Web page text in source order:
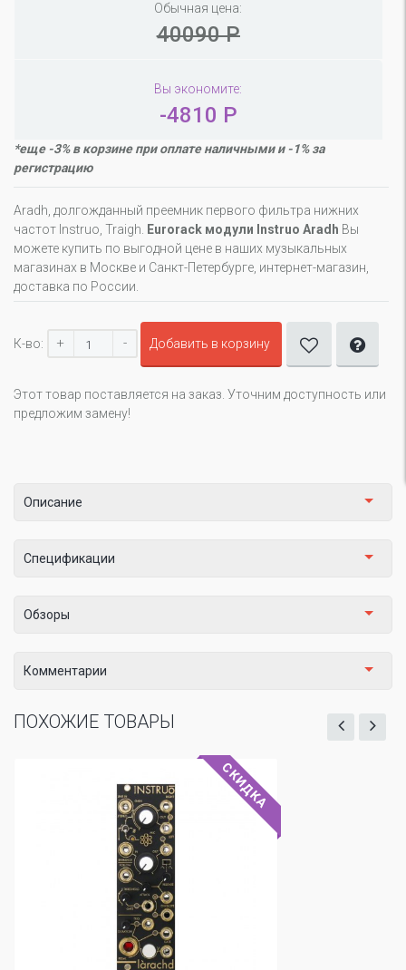
Обычная цена:
40090 Р
Вы экономите:
-4810 Р
*еще -3% в корзине при оплате наличными и -1% за
регистрацию
Aradh, долгожданный преемник первого фильтра нижних
частот Instruo, Traigh.
Eurorack модули Instruo Aradh Вы
можете купить по выгодной цене в наших музыкальных
магазинах в Москве и Санкт-Петербурге, интернет-магазин,
доставка по России.
К-во: + - Добавить в корзину
Этот товар поставляется на заказ. Уточним доступность или
предложим замену!
Описание
Спецификации
Обзоры
Комментарии
ПОХОЖИЕ ТОВАРЫ
СКИДКА